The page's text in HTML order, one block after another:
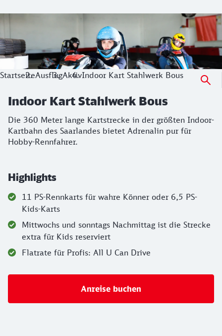
Indoor Kart Stahlwerk Bous
Die 360 Meter lange Kartstrecke in der größten Indoor-
StartseiteAusflugAktivIndoor Kart Stahlwerk Bous
Indoor Kart Stahlwerk Bous
Die 360 Meter lange Kartstrecke in der größten Indoor-
Kartbahn des Saarlandes bietet Adrenalin pur für
Hobby-Rennfahrer.
Highlights
11 PS-Rennkarts für wahre Könner oder 6,5 PS-
Kids-Karts
Mittwochs und sonntags Nachmittag ist die Strecke
extra für Kids reserviert
Flatrate für Profis: All U Can Drive
Anreise buchen